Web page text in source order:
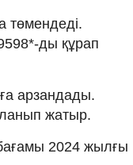
төмендеді.
ды құрап
арзандады.
жатыр.
2024 жылғы